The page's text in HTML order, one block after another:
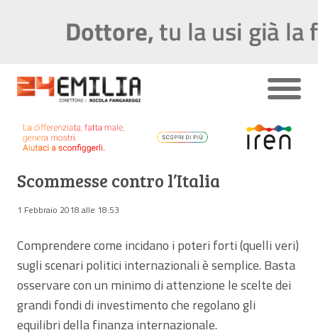
Scommesse contro l’Italia
1 Febbraio 2018 alle 18:53
Comprendere come incidano i poteri forti (quelli veri)
sugli scenari politici internazionali è semplice. Basta
osservare con un minimo di attenzione le scelte dei
grandi fondi di investimento che regolano gli
equilibri della finanza internazionale.